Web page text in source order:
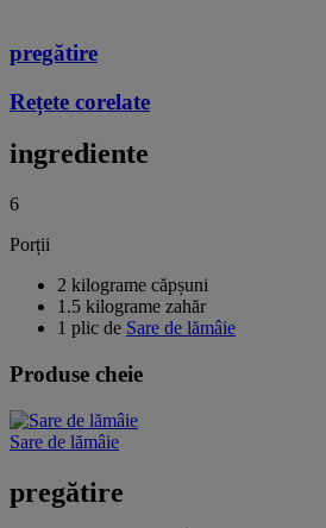
pregătire
Rețete corelate
ingrediente
6
Porții
2 kilograme căpșuni
1.5 kilograme zahăr
1 plic de Sare de lămâie
Produse cheie
Sare de lămâie
pregătire